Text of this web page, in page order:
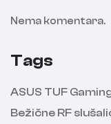
Nema komentara.
Tags
ASUS TUF
Bežične RF